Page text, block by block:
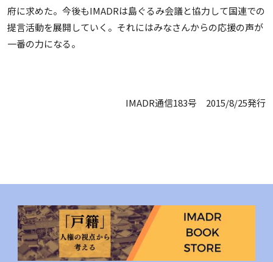
府に求めた。今後もIMADRは島ぐるみ会議と協力して国連での
提言活動を展開していく。それにはみなさんからの応援の声が
一番の力になる。
IMADR通信183号 2015/8/25発行